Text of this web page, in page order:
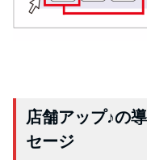
店舗アップ♪の
セージ